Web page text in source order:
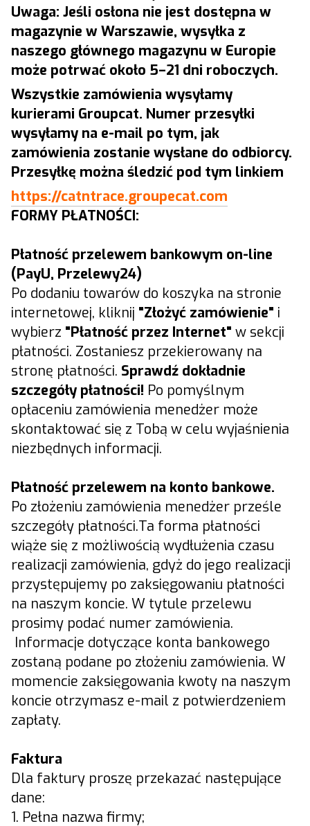
Uwaga: Jeśli osłona nie jest dostępna w
magazynie w Warszawie, wysyłka z
naszego głównego magazynu w Europie
może potrwać około 5–21 dni roboczych.
Wszystkie zamówienia wysyłamy
kurierami Groupcat. Numer przesyłki
wysyłamy na e-mail po tym, jak
zamówienia zostanie wysłane do odbiorcy.
Przesyłkę można śledzić pod tym linkiem
https://catntrace.groupecat.com
FORMY PŁATNOŚCI:
Płatność przelewem bankowym on-line
(PayU, Przelewy24)
Po dodaniu towarów do koszyka na stronie
internetowej, kliknij "Złożyć zamówienie" i
wybierz "Płatność przez Internet" w sekcji
płatności. Zostaniesz przekierowany na
stronę płatności. Sprawdź dokładnie
szczegóły płatności! Po pomyślnym
opłaceniu zamówienia menedżer może
skontaktować się z Tobą w celu wyjaśnienia
niezbędnych informacji.
Płatność przelewem na konto bankowe.
Po złożeniu zamówienia menedżer prześle
szczegóły płatności.Ta forma płatności
wiąże się z możliwością wydłużenia czasu
realizacji zamówienia, gdyż do jego realizacji
przystępujemy po zaksięgowaniu płatności
na naszym koncie. W tytule przelewu
prosimy podać numer zamówienia.
Informacje dotyczące konta bankowego
zostaną podane po złożeniu zamówienia. W
momencie zaksięgowania kwoty na naszym
koncie otrzymasz e-mail z potwierdzeniem
zapłaty.
Faktura
Dla faktury proszę przekazać następujące
dane:
1. Pełna nazwa firmy;